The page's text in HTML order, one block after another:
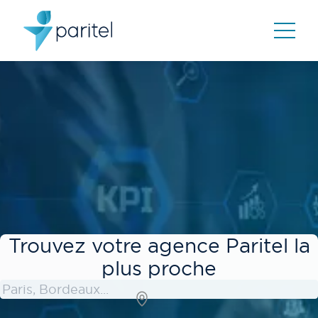
Trouvez votre agence Paritel la
plus proche